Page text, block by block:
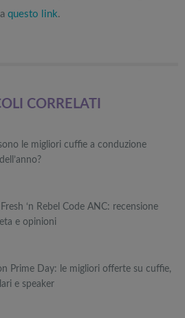
questo link.
CORRELATI
le migliori cuffie a conduzione
‘n Rebel Code ANC: recensione
e opinioni
Prime Day: le migliori offerte su cuffie,
e speaker